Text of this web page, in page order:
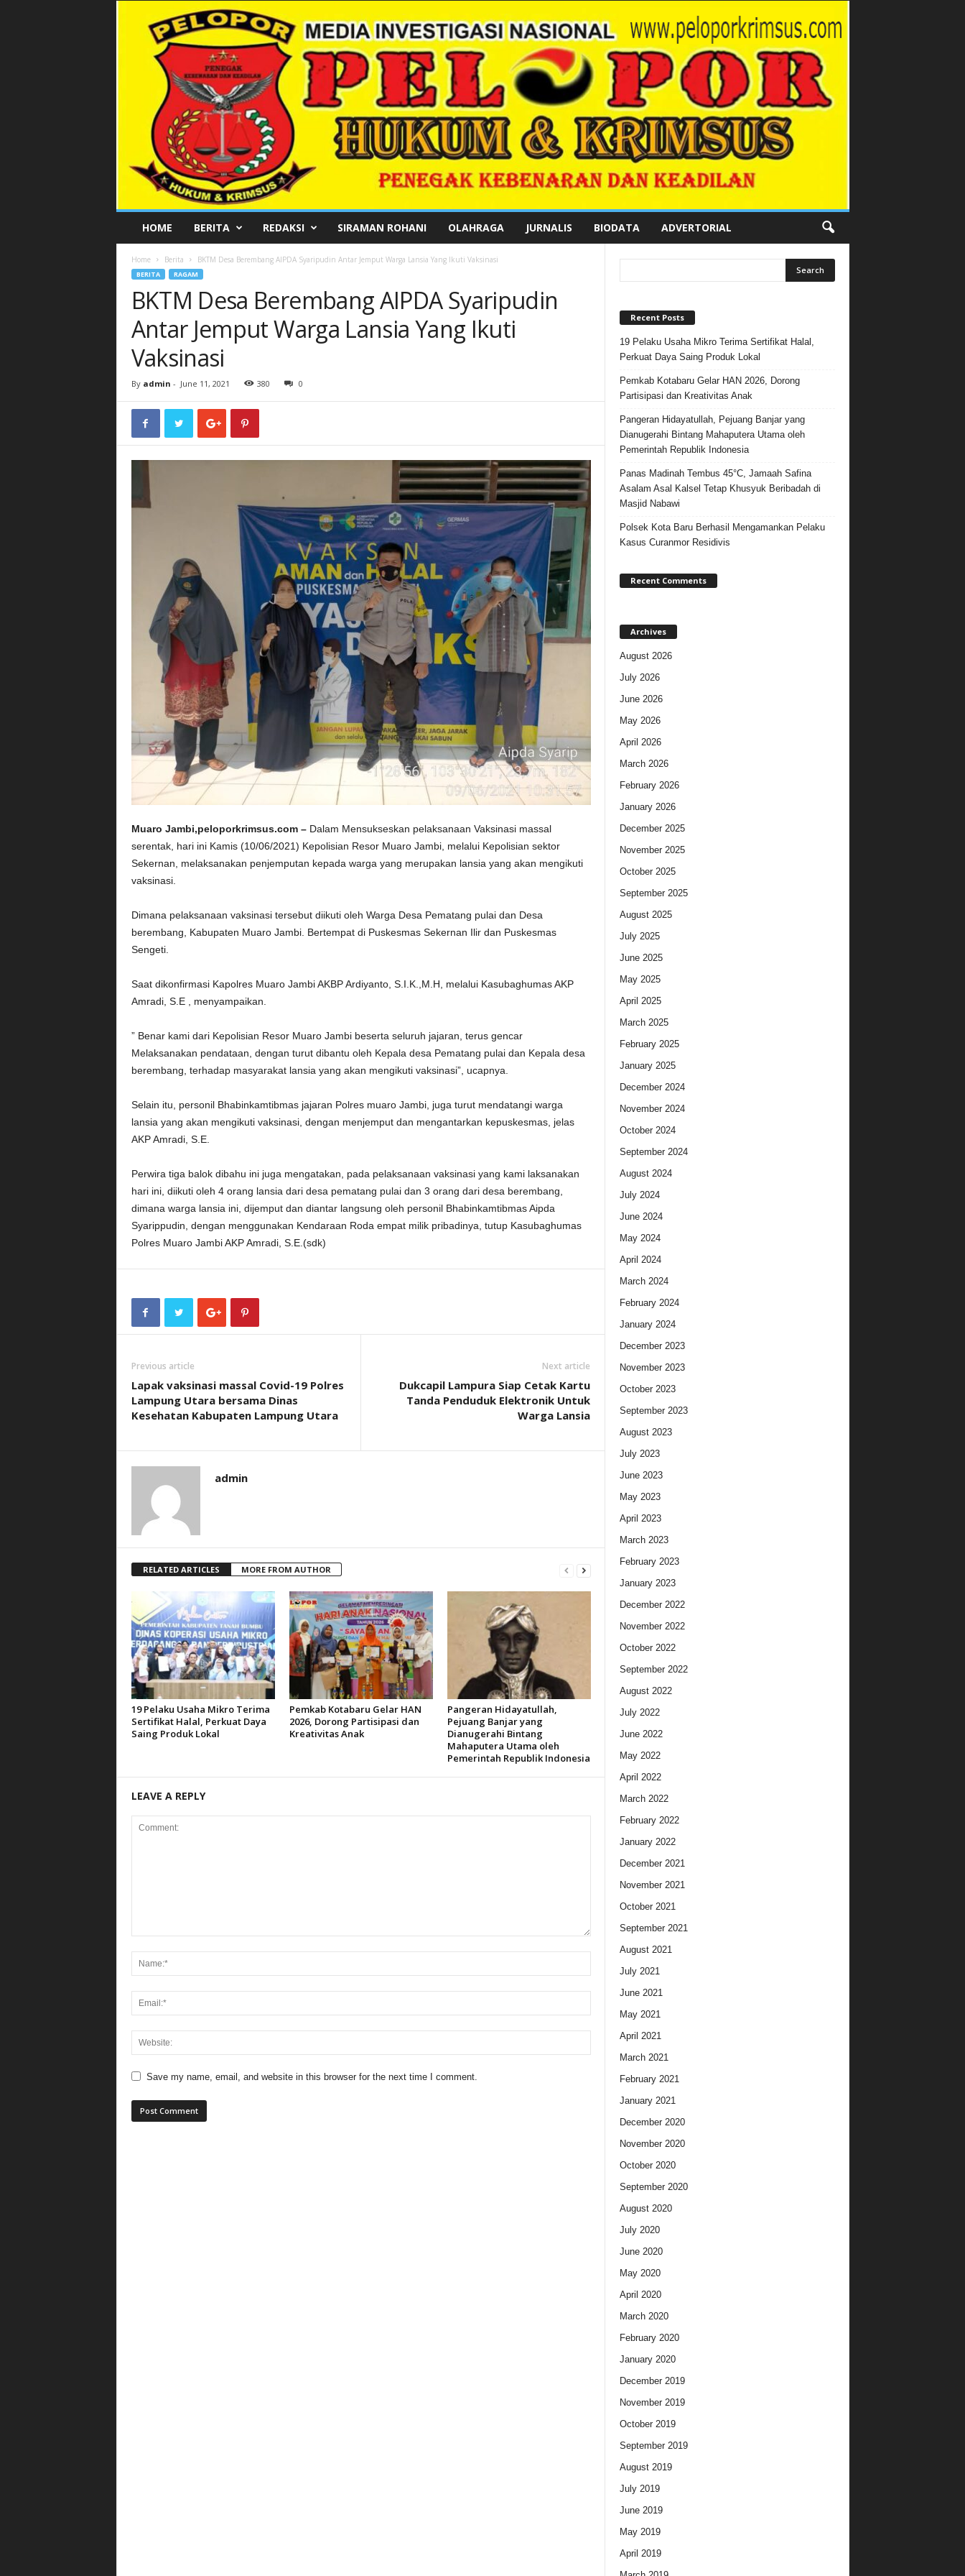
L
HOME BERITA REDAKSI SIRAMAN ROHANI OLAHRAGA JURNALIS BIODATA ADVERTORIAL
Home Berita BKTM Desa Berembang AIPDA Syaripudin Antar Jemput Warga Lansia Yang Ikuti Vaksinasi
BERITA RAGAM
BKTM Desa Berembang AIPDA Syaripudin
Antar Jemput Warga Lansia Yang Ikuti
Vaksinasi
By admin - June 11, 2021 380 0
Muaro Jambi,peloporkrimsus.com –Dalam Mensukseskan pelaksanaan Vaksinasi massal
serentak, hari ini Kamis (10/06/2021) Kepolisian Resor Muaro Jambi, melalui Kepolisian sektor
Sekernan, melaksanakan penjemputan kepada warga yang merupakan lansia yang akan mengikuti
vaksinasi.
Dimana pelaksanaan vaksinasi tersebut diikuti oleh Warga Desa Pematang pulai dan Desa
berembang, Kabupaten Muaro Jambi. Bertempat di Puskesmas Sekernan Ilir dan Puskesmas
Sengeti.
Saat dikonfirmasi Kapolres Muaro Jambi AKBP Ardiyanto, S.I.K.,M.H, melalui Kasubaghumas AKP
Amradi, S.E , menyampaikan.
” Benar kami dari Kepolisian Resor Muaro Jambi beserta seluruh jajaran, terus gencar
Melaksanakan pendataan, dengan turut dibantu oleh Kepala desa Pematang pulai dan Kepala desa
berembang, terhadap masyarakat lansia yang akan mengikuti vaksinasi”, ucapnya.
Selain itu, personil Bhabinkamtibmas jajaran Polres muaro Jambi, juga turut mendatangi warga
lansia yang akan mengikuti vaksinasi, dengan menjemput dan mengantarkan kepuskesmas, jelas
AKP Amradi, S.E.
Perwira tiga balok dibahu ini juga mengatakan, pada pelaksanaan vaksinasi yang kami laksanakan
hari ini, diikuti oleh 4 orang lansia dari desa pematang pulai dan 3 orang dari desa berembang,
dimana warga lansia ini, dijemput dan diantar langsung oleh personil Bhabinkamtibmas Aipda
Syarippudin, dengan menggunakan Kendaraan Roda empat milik pribadinya, tutup Kasubaghumas
Polres Muaro Jambi AKP Amradi, S.E.(sdk)
Previous article
Lapak vaksinasi massal Covid-19 Polres
Lampung Utara bersama Dinas
Kesehatan Kabupaten Lampung Utara
Next article
Dukcapil Lampura Siap Cetak Kartu
Tanda Penduduk Elektronik Untuk
Warga Lansia
admin
RELATED ARTICLES MORE FROM AUTHOR
19 Pelaku Usaha Mikro Terima
Sertifikat Halal, Perkuat Daya
Saing Produk Lokal
Pemkab Kotabaru Gelar HAN
2026, Dorong Partisipasi dan
Kreativitas Anak
Pangeran Hidayatullah,
Pejuang Banjar yang
Dianugerahi Bintang
Mahaputera Utama oleh
Pemerintah Republik Indonesia
LEAVE A REPLY
Save my name, email, and website in this browser for the next time I comment.
Recent Posts
19 Pelaku Usaha Mikro Terima Sertifikat Halal,
Perkuat Daya Saing Produk Lokal
Pemkab Kotabaru Gelar HAN 2026, Dorong
Partisipasi dan Kreativitas Anak
Pangeran Hidayatullah, Pejuang Banjar yang
Dianugerahi Bintang Mahaputera Utama oleh
Pemerintah Republik Indonesia
Panas Madinah Tembus 45°C, Jamaah Safina
Asalam Asal Kalsel Tetap Khusyuk Beribadah di
Masjid Nabawi
Polsek Kota Baru Berhasil Mengamankan Pelaku
Kasus Curanmor Residivis
Recent Comments
Archives
August 2026
July 2026
June 2026
May 2026
April 2026
March 2026
February 2026
January 2026
December 2025
November 2025
October 2025
September 2025
August 2025
July 2025
June 2025
May 2025
April 2025
March 2025
February 2025
January 2025
December 2024
November 2024
October 2024
September 2024
August 2024
July 2024
June 2024
May 2024
April 2024
March 2024
February 2024
January 2024
December 2023
November 2023
October 2023
September 2023
August 2023
July 2023
June 2023
May 2023
April 2023
March 2023
February 2023
January 2023
December 2022
November 2022
October 2022
September 2022
August 2022
July 2022
June 2022
May 2022
April 2022
March 2022
February 2022
January 2022
December 2021
November 2021
October 2021
September 2021
August 2021
July 2021
June 2021
May 2021
April 2021
March 2021
February 2021
January 2021
December 2020
November 2020
October 2020
September 2020
August 2020
July 2020
June 2020
May 2020
April 2020
March 2020
February 2020
January 2020
December 2019
November 2019
October 2019
September 2019
August 2019
July 2019
June 2019
May 2019
April 2019